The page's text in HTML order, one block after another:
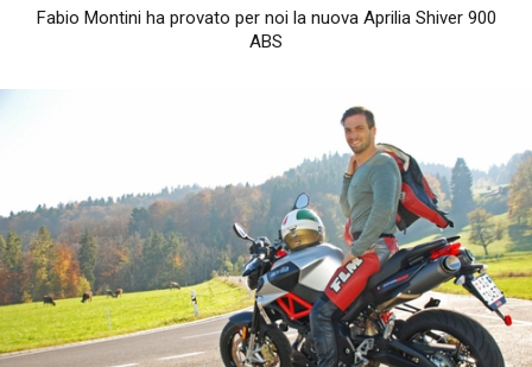
Fabio Montini ha provato per noi la nuova Aprilia Shiver 900
ABS